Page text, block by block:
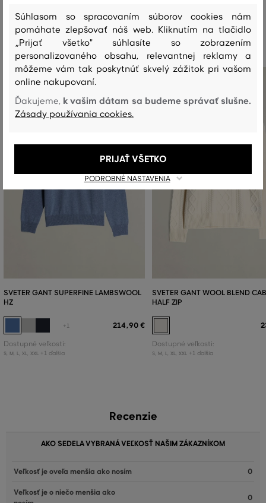
Odporúčané produkty
SVETER GANT SUPERFINE LAMBSWOOL
HZ
+1 214,90 €
Dostupné veľkosti:
S M L XL XXL +1 ďalšia
SVETER GANT WOOL BLEND
HALF ZIP
Dostupné veľkosti:
S M L XL XXL +1 ďalšia
Recenzie
AKO SEDELA VYBRANÁ VEĽKOSŤ NAŠIM ZÁKAZNÍKOM
Veľkosť je oveľa menšia ako nosím 0
Veľkosť je o niečo menšia ako
0
Súhlasom so spracovaním súborov cookies nám
pomáhate zlepšovať náš web. Kliknutím na tlačidlo
„Prijať všetko" súhlasíte so zobrazením
personalizovaného obsahu, relevantnej reklamy a
môžeme vám tak poskytnúť skvelý zážitok pri vašom
online nakupovaní.
Ďakujeme, k vašim dátam sa budeme správať slušne.
Zásady používania cookies.
PODROBNÉ NASTAVENIA
PRIJAŤ VŠETKO